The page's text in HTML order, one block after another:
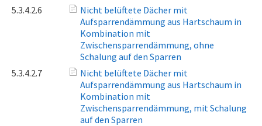
5.3.4.2.6
Nicht belüftete Dächer mit
Aufsparrendämmung aus Hartschaum in
Kombination mit
Zwischensparrendämmung, ohne
Schalung auf den Sparren
5.3.4.2.7
Nicht belüftete Dächer mit
Aufsparrendämmung aus Hartschaum in
Kombination mit
Zwischensparrendämmung, mit Schalung
auf den Sparren